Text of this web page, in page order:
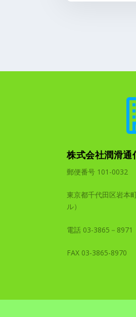
株式会社潤滑通
郵便番号 101-0032
東京都千代田区岩本
ル）
電話 03-3865－8971
FAX 03-3865-8970